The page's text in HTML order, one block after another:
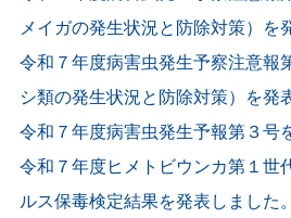
メイガの発生状況と防除対策）を
令和７年度病害虫発生予察注意報
シ類の発生状況と防除対策）を発
令和７年度病害虫発生予報第３号
令和７年度ヒメトビウンカ第１世
ルス保毒検定結果を発表しました。